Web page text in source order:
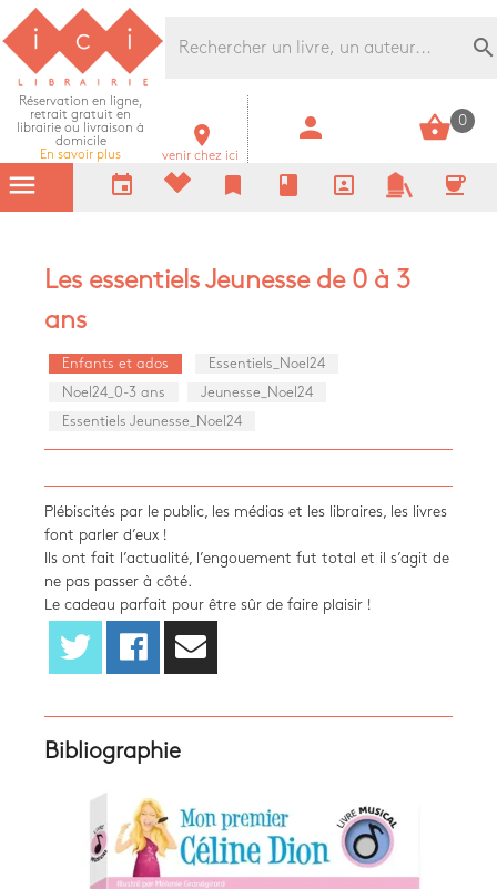
Librairie Ici Grands Boulevards
search
Réservation en ligne,
retrait gratuit en
librairie ou livraison à
domicile
En savoir plus
room
venir chez ici
person shopping_basket 0
menu event bookmark book portrait coffee
Les essentiels Jeunesse de 0 à 3
ans
Enfants et ados Essentiels_Noel24
Noel24_0-3 ans Jeunesse_Noel24
Essentiels Jeunesse_Noel24
Plébiscités par le public, les médias et les libraires, les livres
font parler d’eux !
Ils ont fait l’actualité, l’engouement fut total et il s’agit de
ne pas passer à côté.
Le cadeau parfait pour être sûr de faire plaisir !
Bibliographie